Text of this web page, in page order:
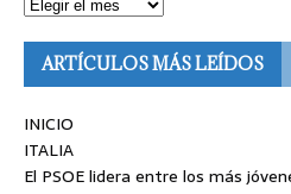
ARTÍCULOS MÁS LEÍDOS
INICIO
ITALIA
El PSOE lidera entre los más